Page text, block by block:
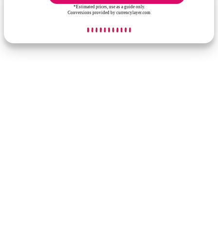
*Estimated prices, use as a guide only.
Conversions provided by currencylayer.com